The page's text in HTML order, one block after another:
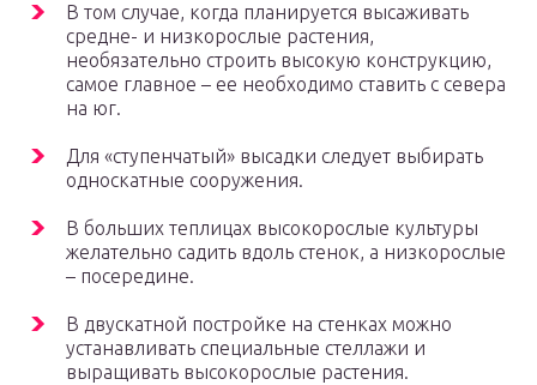
В том случае, когда планируется высаживать
средне- и низкорослые растения,
необязательно строить высокую конструкцию,
самое главное – ее необходимо ставить с севера
на юг.
Для «ступенчатый» высадки следует выбирать
односкатные сооружения.
В больших теплицах высокорослые культуры
желательно садить вдоль стенок, а низкорослые
– посередине.
В двускатной постройке на стенках можно
устанавливать специальные стеллажи и
выращивать высокорослые растения.